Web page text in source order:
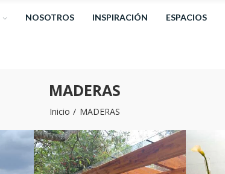
NOSOTROS INSPIRACIÓN ESPACIOS
MADERAS
Inicio MADERAS